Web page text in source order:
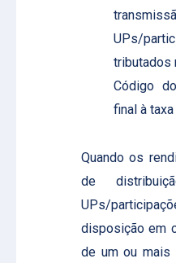
UPs/
tributados
Código
final à
Quando os
de
UPs/
disposição em
de um ou mais